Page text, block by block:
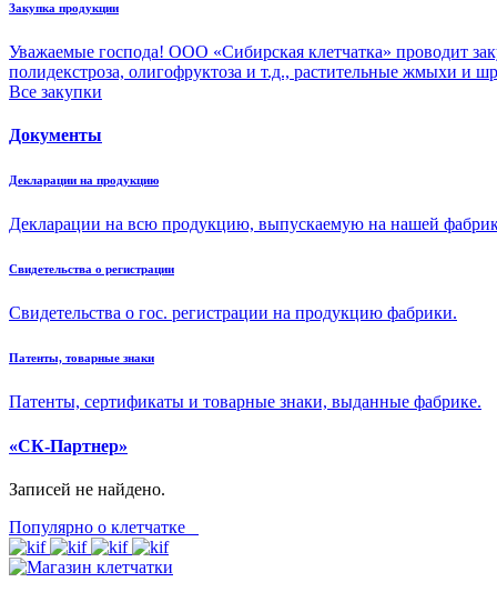
Закупка продукции
Уважаемые господа! ООО «Сибирская клетчатка» проводит
полидекстроза, олигофруктоза и т.д., растительные жмыхи и
Все закупки
Документы
Декларации на продукцию
Декларации на всю продукцию, выпускаемую на нашей
Свидетельства о регистрации
Свидетельства о гос. регистрации на продукцию фабрики.
Патенты, товарные знаки
Патенты, сертификаты и товарные знаки, выданные фабрике.
«СК-Партнер»
Записей не найдено.
Популярно о клетчатке